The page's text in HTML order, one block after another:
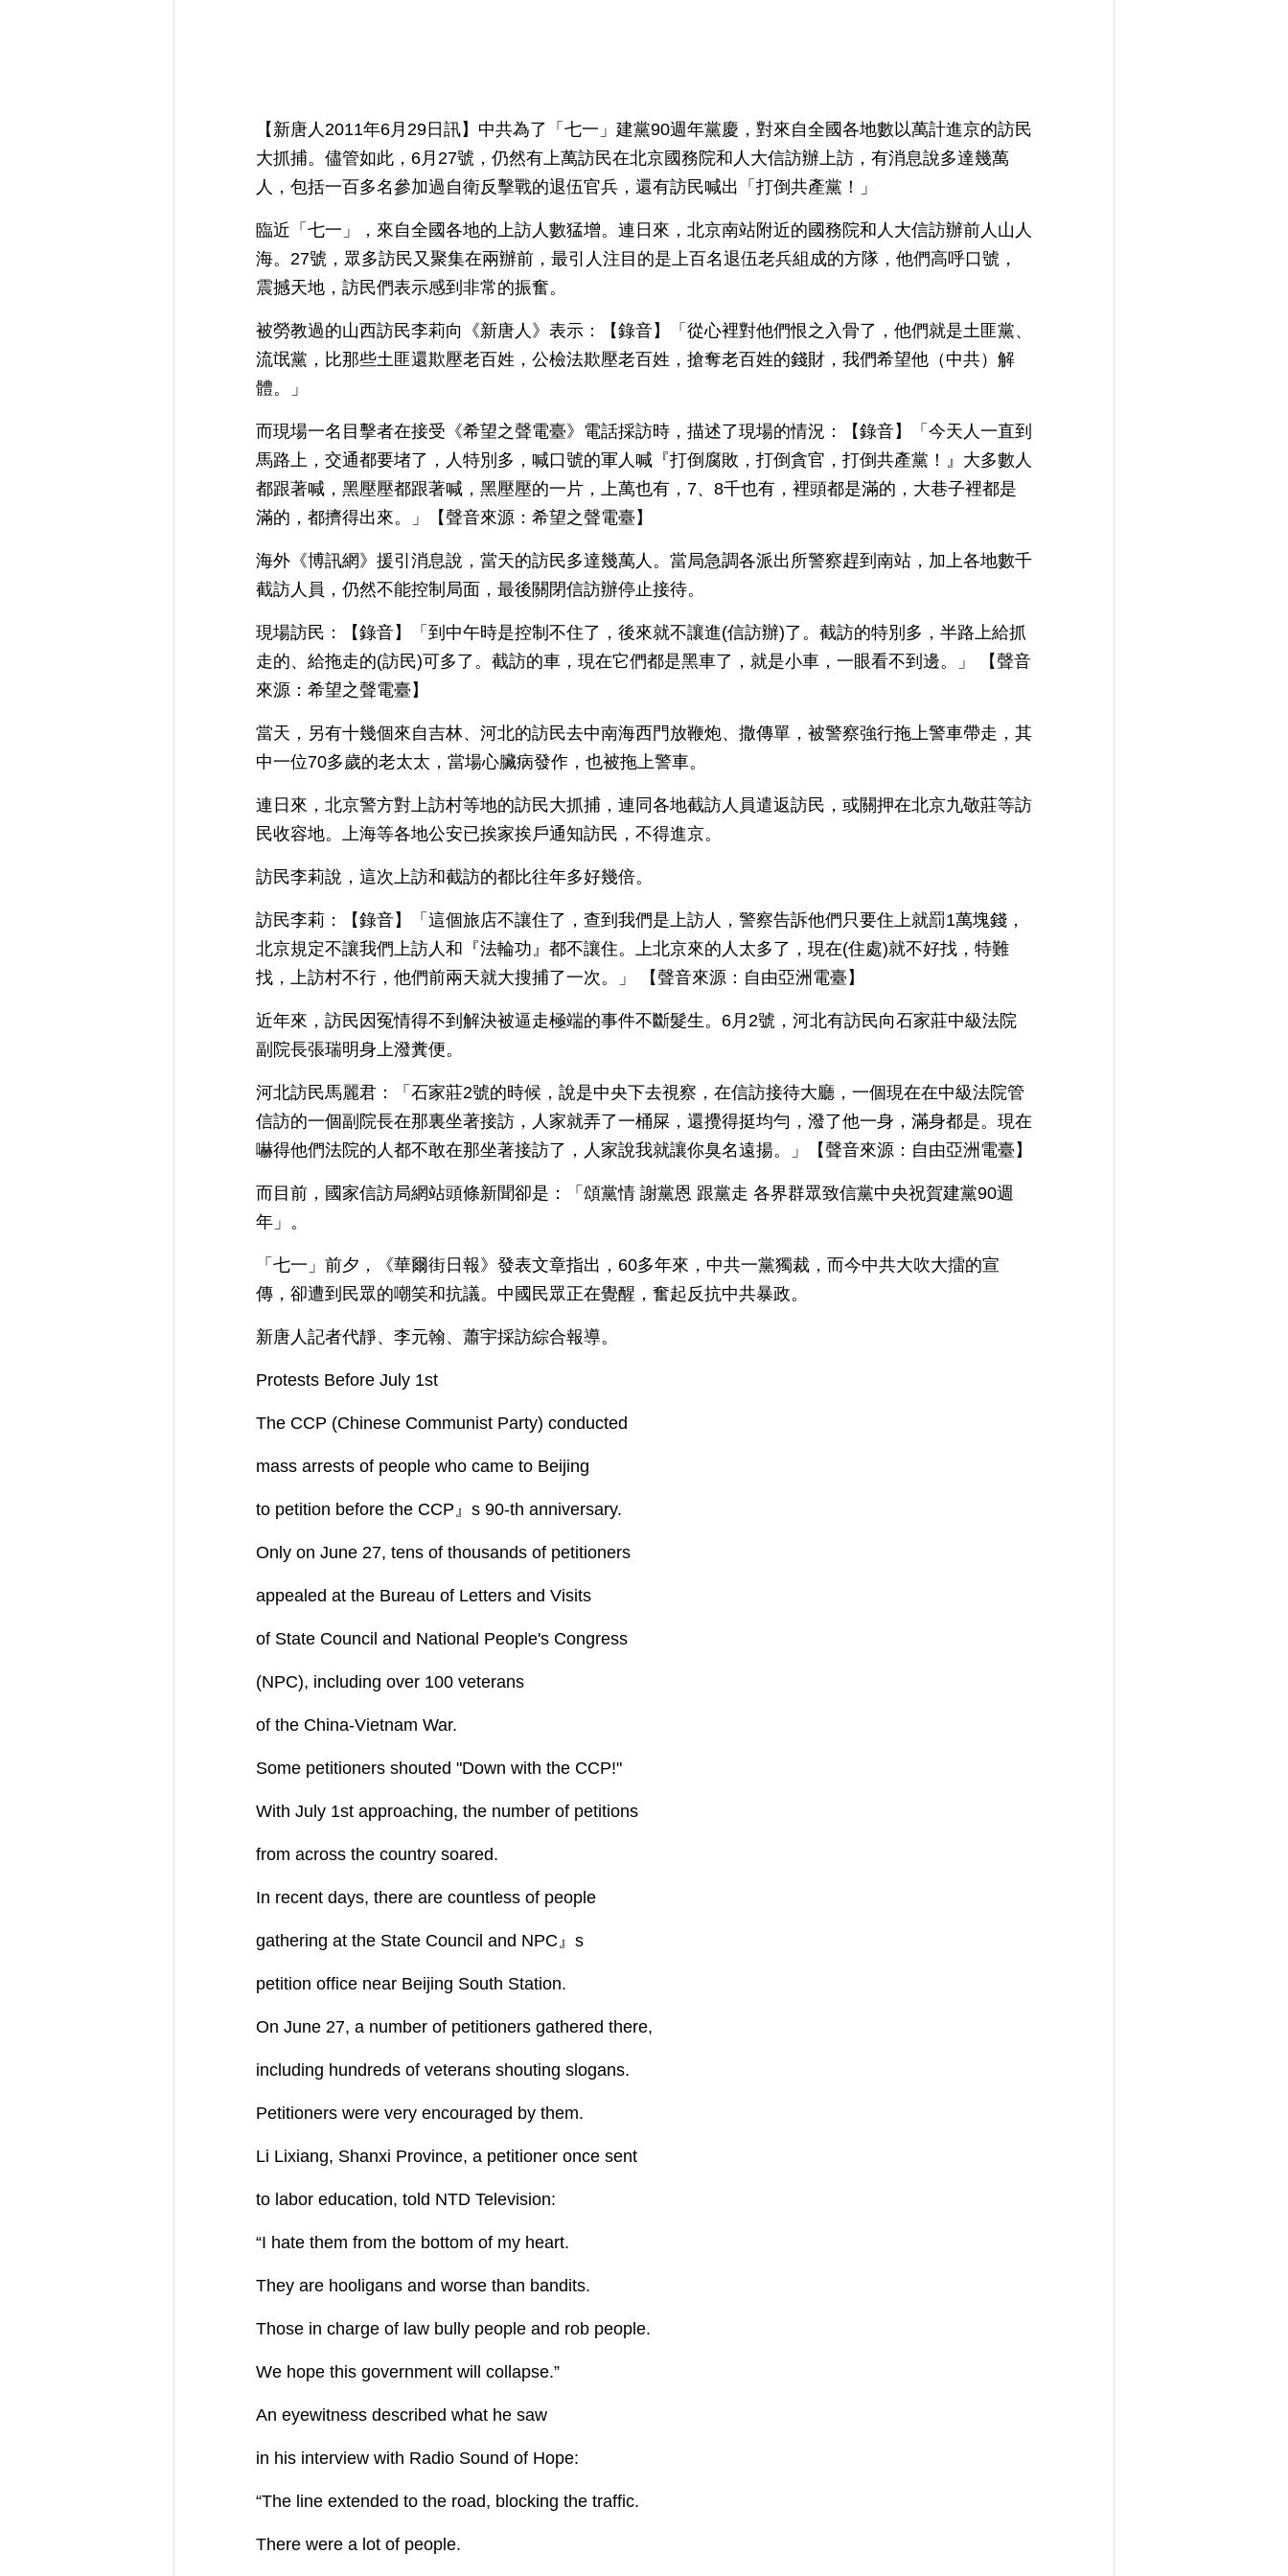
【新唐人2011年6月29日訊】中共為了「七一」建黨90週年黨慶，對來自全國各地數以萬計進京的訪民
大抓捕。儘管如此，6月27號，仍然有上萬訪民在北京國務院和人大信訪辦上訪，有消息說多達幾萬
人，包括一百多名參加過自衛反擊戰的退伍官兵，還有訪民喊出「打倒共產黨！」
臨近「七一」，來自全國各地的上訪人數猛增。連日來，北京南站附近的國務院和人大信訪辦前人山人
海。27號，眾多訪民又聚集在兩辦前，最引人注目的是上百名退伍老兵組成的方隊，他們高呼口號，
震撼天地，訪民們表示感到非常的振奮。
被勞教過的山西訪民李莉向《新唐人》表示：【錄音】「從心裡對他們恨之入骨了，他們就是土匪黨、
流氓黨，比那些土匪還欺壓老百姓，公檢法欺壓老百姓，搶奪老百姓的錢財，我們希望他（中共）解
體。」
而現場一名目擊者在接受《希望之聲電臺》電話採訪時，描述了現場的情況：【錄音】「今天人一直到
馬路上，交通都要堵了，人特別多，喊口號的軍人喊『打倒腐敗，打倒貪官，打倒共產黨！』大多數人
都跟著喊，黑壓壓都跟著喊，黑壓壓的一片，上萬也有，7、8千也有，裡頭都是滿的，大巷子裡都是
滿的，都擠得出來。」【聲音來源：希望之聲電臺】
海外《博訊網》援引消息說，當天的訪民多達幾萬人。當局急調各派出所警察趕到南站，加上各地數千
截訪人員，仍然不能控制局面，最後關閉信訪辦停止接待。
現場訪民：【錄音】「到中午時是控制不住了，後來就不讓進(信訪辦)了。截訪的特別多，半路上給抓
走的、給拖走的(訪民)可多了。截訪的車，現在它們都是黑車了，就是小車，一眼看不到邊。」 【聲音
來源：希望之聲電臺】
當天，另有十幾個來自吉林、河北的訪民去中南海西門放鞭炮、撒傳單，被警察強行拖上警車帶走，其
中一位70多歲的老太太，當場心臟病發作，也被拖上警車。
連日來，北京警方對上訪村等地的訪民大抓捕，連同各地截訪人員遣返訪民，或關押在北京九敬莊等訪
民收容地。上海等各地公安已挨家挨戶通知訪民，不得進京。
訪民李莉說，這次上訪和截訪的都比往年多好幾倍。
訪民李莉：【錄音】「這個旅店不讓住了，查到我們是上訪人，警察告訴他們只要住上就罰1萬塊錢，
北京規定不讓我們上訪人和『法輪功』都不讓住。上北京來的人太多了，現在(住處)就不好找，特難
找，上訪村不行，他們前兩天就大搜捕了一次。」 【聲音來源：自由亞洲電臺】
近年來，訪民因冤情得不到解決被逼走極端的事件不斷髮生。6月2號，河北有訪民向石家莊中級法院
副院長張瑞明身上潑糞便。
河北訪民馬麗君：「石家莊2號的時候，說是中央下去視察，在信訪接待大廳，一個現在在中級法院管
信訪的一個副院長在那裏坐著接訪，人家就弄了一桶屎，還攪得挺均勻，潑了他一身，滿身都是。現在
嚇得他們法院的人都不敢在那坐著接訪了，人家說我就讓你臭名遠揚。」【聲音來源：自由亞洲電臺】
而目前，國家信訪局網站頭條新聞卻是：「頌黨情 謝黨恩 跟黨走 各界群眾致信黨中央祝賀建黨90週
年」。
「七一」前夕，《華爾街日報》發表文章指出，60多年來，中共一黨獨裁，而今中共大吹大擂的宣
傳，卻遭到民眾的嘲笑和抗議。中國民眾正在覺醒，奮起反抗中共暴政。
新唐人記者代靜、李元翰、蕭宇採訪綜合報導。
Protests Before July 1st
The CCP (Chinese Communist Party) conducted
mass arrests of people who came to Beijing
to petition before the CCP』s 90-th anniversary.
Only on June 27, tens of thousands of petitioners
appealed at the Bureau of Letters and Visits
of State Council and National People's Congress
(NPC), including over 100 veterans
of the China-Vietnam War.
Some petitioners shouted "Down with the CCP!"
With July 1st approaching, the number of petitions
from across the country soared.
In recent days, there are countless of people
gathering at the State Council and NPC』s
petition office near Beijing South Station.
On June 27, a number of petitioners gathered there,
including hundreds of veterans shouting slogans.
Petitioners were very encouraged by them.
Li Lixiang, Shanxi Province, a petitioner once sent
to labor education, told NTD Television:
“I hate them from the bottom of my heart.
They are hooligans and worse than bandits.
Those in charge of law bully people and rob people.
We hope this government will collapse.”
An eyewitness described what he saw
in his interview with Radio Sound of Hope:
“The line extended to the road, blocking the traffic.
There were a lot of people.